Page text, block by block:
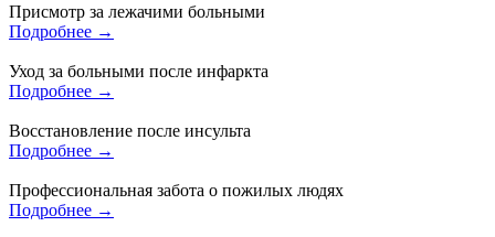
Присмотр за лежачими больными
Подробнее →
Уход за больными после инфаркта
Подробнее →
Восстановление после инсульта
Подробнее →
Профессиональная забота о пожилых людях
Подробнее →